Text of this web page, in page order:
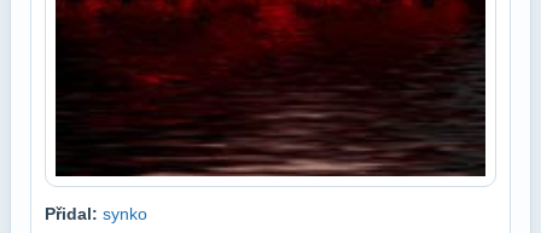
Přidal: synko